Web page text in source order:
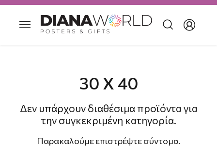
30 Χ 40
Δεν υπάρχουν διαθέσιμα προϊόντα για
την συγκεκριμένη κατηγορία.
Παρακαλούμε επιστρέψτε σύντομα.